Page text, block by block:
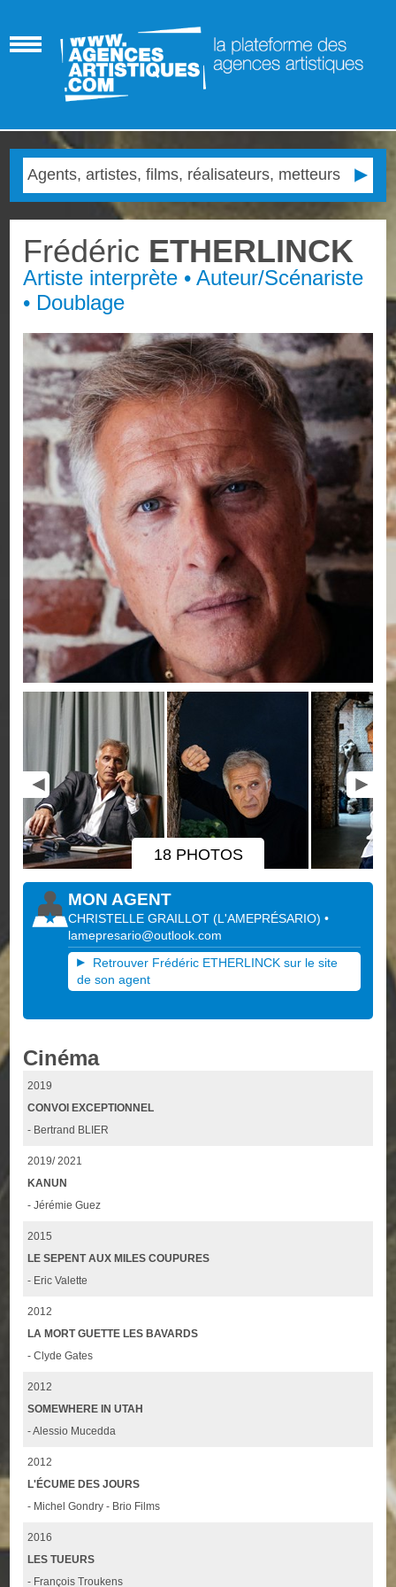
Frédéric ETHERLINCK
Artiste interprète • Auteur/Scénariste
• Doublage
18 PHOTOS
MON AGENT
CHRISTELLE GRAILLOT (L'AMEPRÉSARIO)•
lamepresario@outlook.com
Retrouver Frédéric ETHERLINCK sur le site
de son agent
Cinéma
2019
CONVOI EXCEPTIONNEL
- Bertrand BLIER
2019/ 2021
KANUN
- Jérémie Guez
2015
LE SEPENT AUX MILES COUPURES
- Eric Valette
2012
LA MORT GUETTE LES BAVARDS
- Clyde Gates
2012
SOMEWHERE IN UTAH
- Alessio Mucedda
2012
L'ÉCUME DES JOURS
- Michel Gondry - Brio Films
2016
LES TUEURS
- François Troukens